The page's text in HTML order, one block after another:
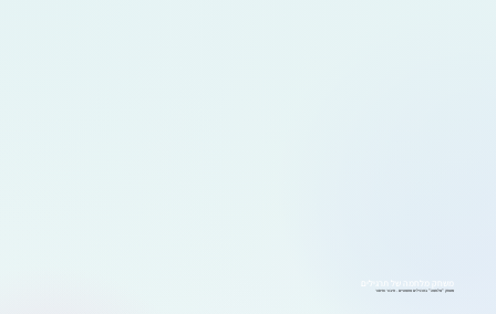
משחק מלחמה של תרגילים
משחק "מלחמה" בתרגילים מתמטיים - חיבור וחיסור